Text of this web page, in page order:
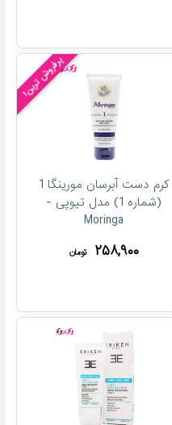
پرفروش ترین!
کرم دست آبرسان مورینگا 1
(شماره 1) مدل تیوپی -
Moringa
۲۵۸,۹۰۰ تومان